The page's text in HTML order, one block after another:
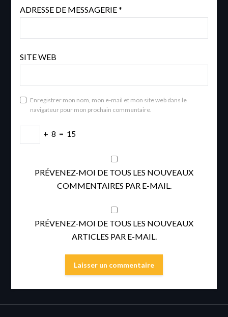
ADRESSE DE MESSAGERIE*
SITE WEB
Enregistrer mon nom, mon e-mail et mon site web dans le
navigateur pour mon prochain commentaire.
+ 8 = 15
PRÉVENEZ-MOI DE TOUS LES NOUVEAUX
COMMENTAIRES PAR E-MAIL.
PRÉVENEZ-MOI DE TOUS LES NOUVEAUX
ARTICLES PAR E-MAIL.